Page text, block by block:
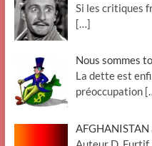
Si les critiques
[…]
Nous sommes
La dette est
préoccupation